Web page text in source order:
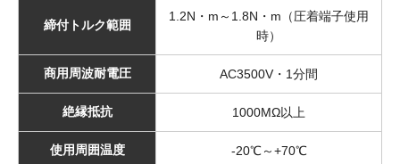
締付トルク範囲
1.2N・m～1.8N・m（圧着端子使用
時）
商用周波耐電圧 AC3500V・1分間
絶縁抵抗 1000MΩ以上
使用周囲温度 -20℃～+70℃